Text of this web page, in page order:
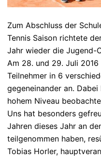
Zum Abschluss der
Tennis Saison richtete
Jahr wieder die Jugend-
Am 28. und 29. Juli
Teilnehmer in 6
gegeneinander an.
hohem Niveau
Uns hat besonders
Jahren dieses Jahr an
teilgenommen haben,
Tobias Horler,